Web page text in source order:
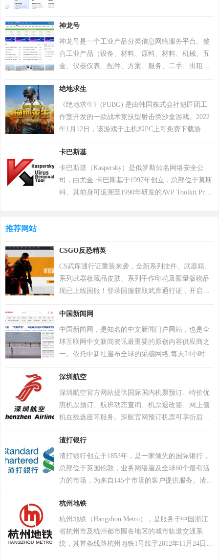
神龙号
神龙号是一个工业产品分类信息网络服务平台。整
合工业产品（设备、材料、原料、材料、机械、五
金、仪器仪表、配件、方案、服务、二手、出租
品信息。同时设有产品排行 榜单、产品品牌、品牌
排行、行业专区、产品品类专区等栏目，帮助中小
企业、厂商通过网络营销的方式宣传企业产品或服
务，获得更多商机。
绝地求生
《绝地求生》(PUBG) 是由韩国株式会社魁匠团工
作室开发的一款战术竞技型射击类沙盒游戏。2022
年1月12日，该游戏于主机和PC上可免费下载游
资源，并在不断缩小的安全区域内对抗其他玩家，
让自己生存到最后 。 游戏《绝地求生》除获得G-
STAR最高奖项总统奖以及其他五项大奖，且打破了
7项吉尼斯纪录。 2018年8月9日，《绝地求生》官
求生》将于12月8日登陆 Epic 游戏商城。自2024年1
月1日起，《绝地求生》不再支持所有使用Windows
7、Windows 8和Windows 8.1操作系统的PC平台。
2024年2月26日，PCL 赛事官方宣布，《PUBG》
年12月，入选Steam2025年热门游戏榜单年度热门游
戏榜、年度畅销榜。
卡巴斯基
卡巴斯基（Kaspersky）是俄罗斯知名网络安全公
司，由尤金·卡巴斯基于1997年创立，总部位于莫斯
科。其前身可追溯至1990年研发的AVP Toolkit Pro
个人防护、企业安全及工业控制系统，2017年推出
自主研发的安全操作系统，2022年“安全远程工作空
间”获世界互联网领先科技成果。因地缘政治影响，
2017年起被美国政府禁用，2024年6月遭全面封禁后
景，2019年品牌升级后聚焦全球化战略，在中国等
重点市场保持合作，曾中标中央政府采购项目并获
2023年世界互联网大会科技奖。
推荐网站
CSGO反恐精英
CS武库通行证重装来袭，全新系列挂件、武器箱、
系列武器收藏品皮肤、系列手作印花及限量版物品
现已上线国服！登录国服获取武库通行证，开启国
中国新闻网
中国新闻网，是知名的中文新闻门户网站，也是全
球互联网中文新闻资讯最重要的原创内容供应商之
一。依托中新社遍布全球的采编网络,每天24小时面
图片、视频等多样化的资讯服务。在新闻报道方
面，中新网动态新闻及时准确，解释性报道角度独
特，稿件被国内外网络媒体大量转载。
深圳航空
深圳航空官方网站提供国际国内机票预订、特价优
惠机票预订、航班动态查询、机票退改签、网上值
机在线选座等服务。深航官网预订机票可享折后再
渣打银行
渣打银行创立于1853年，是一家领先的国际银行，
总部位于英国伦敦，业务网络遍及全球60个最有活
力的市场，为来自145个市场的客户提供服务。渣打
渣打的使命是利用其独特的多样性促进商业繁荣和
增进人类福祉。渣打的文化传承和企业价值都在其
品牌承诺 “一心做好，始终如一（Here for good）”
中得到充分体现。渣打集团有限公司除在伦敦及香
杭州地铁
杭州地铁（Hangzhou Metro），是服务于中国浙江
省杭州市及杭州都市圈各地区的城市轨道交通系
统，其首条线路杭州地铁1号线于2012年11月24日正